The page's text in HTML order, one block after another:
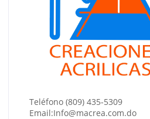
Teléfono (809) 435-5309
Email:Info@macrea.com.do